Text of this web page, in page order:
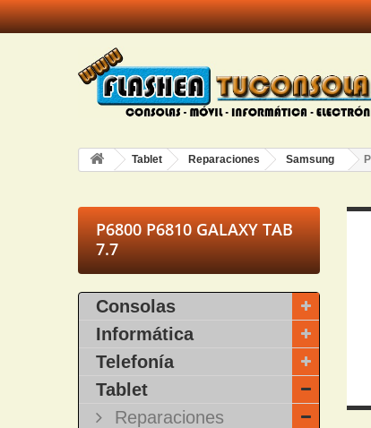
Tablet Reparaciones Samsung
P6800 P6810 GALAXY TAB
7.7
Consolas
Informática
Telefonía
Tablet
Reparaciones